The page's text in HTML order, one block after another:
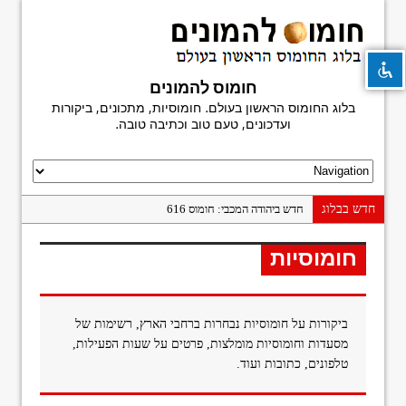
השבת את ההבזקים
settings צבע רקע
zoom_out זום (הקטנה)
הקטנת גופן
add_circle_outline הגדלת גופן
גופן קריא
ניגודיות בהירה
brightness_low ניגודיות כהה
חומוס להמונים
בלוג החומוס הראשון בעולם. חומוסיות, מתכונים, ביקורות
ועדכונים, טעם טוב וכתיבה טובה.
חדש בבלוג
חדש ביהודה המכבי: חומוס 616
חומוס מגן דוד
חומוס חמודי: הפתעה על יהודה הלוי
ביקורת ספר: מדריך החומוסיות הגדול
חומוס פלורנטין
חומוסיות
ביקורות על חומוסיות נבחרות ברחבי הארץ, רשימות של
מסעדות וחומוסיות מומלצות, פרטים על שעות הפעילות,
טלפונים, כתובות ועוד.